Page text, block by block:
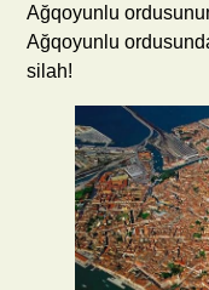
Ağqoyunlu
Ağqoyunlu
silah!